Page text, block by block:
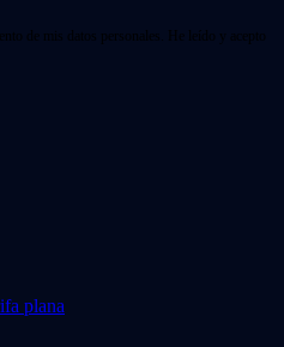
de mis datos personales. He leído y acepto
plana